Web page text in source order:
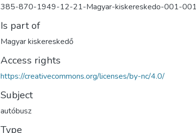
385-870-1949-12-21-Magyar-kiskereskedo-001-
Is part of
Magyar kiskereskedő
Access rights
https://creativecommons.org/licenses/by-nc/4.0/
Subject
autóbusz
Type